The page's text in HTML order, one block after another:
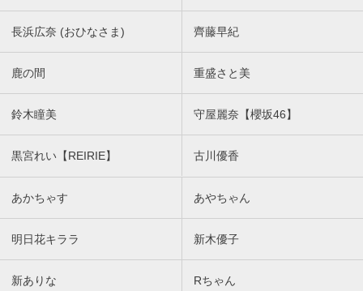
長浜広奈 (おひなさま) 齊藤早紀
鹿の間 重盛さと美
鈴木瞳美 守屋麗奈【櫻坂46】
黒宮れい【REIRIE】 古川優香
あかちゃす あやちゃん
明日花キララ 新木優子
新ありな Rちゃん